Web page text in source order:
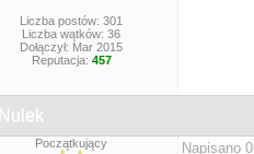
Liczba postów: 301
Liczba wątków: 36
Dołączył: Mar 2015
Reputacja: 457
Nulek
Początkujący Napisano